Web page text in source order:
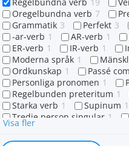
Oregelbundna verb 7
Grammatik 3 Perfekt 3
-ar-verb 1 AR-verb 1
ER-verb 1 IR-verb 1
Moderna språk 1
Ordkunskap 1 Passé
Personliga pronomen 1
Regelbunden preteritum 1
Starka verb 1 Supinum 1
Tredje person singular 1
Verbet haben
Verbgrupp 3 1 Ändelser
Visa fler